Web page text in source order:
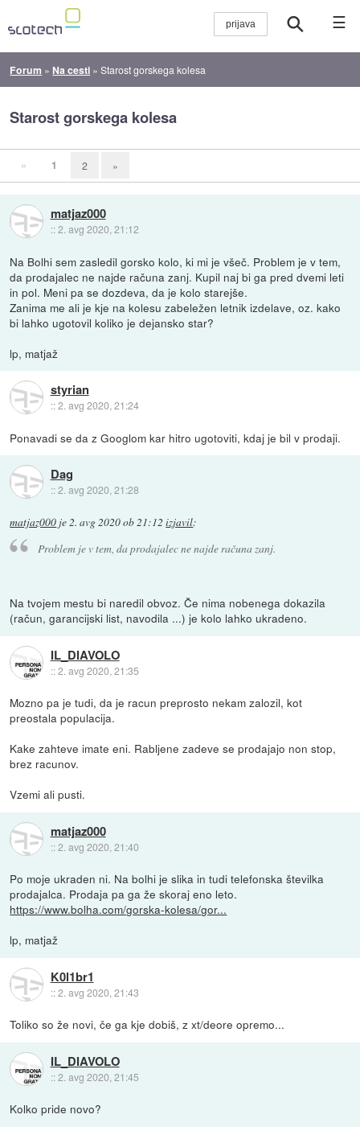
☰
Forum » Na cesti »Starost gorskega kolesa
Starost gorskega kolesa
« 1 2 »
matjaz000
::2. avg 2020, 21:12
Na Bolhi sem zasledil gorsko kolo, ki mi je všeč. Problem je v tem,
da prodajalec ne najde računa zanj. Kupil naj bi ga pred dvemi leti
in pol. Meni pa se dozdeva, da je kolo starejše.
Zanima me ali je kje na kolesu zabeležen letnik izdelave, oz. kako
bi lahko ugotovil koliko je dejansko star?
lp, matjaž
styrian
::2. avg 2020, 21:24
Ponavadi se da z Googlom kar hitro ugotoviti, kdaj je bil v prodaji.
Dag
::2. avg 2020, 21:28
matjaz000 je2. avg 2020 ob 21:12 izjavil:
Problem je v tem, da prodajalec ne najde računa zanj.
Na tvojem mestu bi naredil obvoz. Če nima nobenega dokazila
(račun, garancijski list, navodila ...) je kolo lahko ukradeno.
IL_DIAVOLO
::2. avg 2020, 21:35
Mozno pa je tudi, da je racun preprosto nekam zalozil, kot
preostala populacija.
Kake zahteve imate eni. Rabljene zadeve se prodajajo non stop,
brez racunov.
Vzemi ali pusti.
matjaz000
::2. avg 2020, 21:40
Po moje ukraden ni. Na bolhi je slika in tudi telefonska številka
prodajalca. Prodaja pa ga že skoraj eno leto.
https://www.bolha.com/gorska-kolesa/gor...
lp, matjaž
K0l1br1
::2. avg 2020, 21:43
Toliko so že novi, če ga kje dobiš, z xt/deore opremo...
IL_DIAVOLO
::2. avg 2020, 21:45
Kolko pride novo?